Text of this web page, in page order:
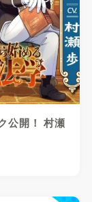
公開！ 村瀬